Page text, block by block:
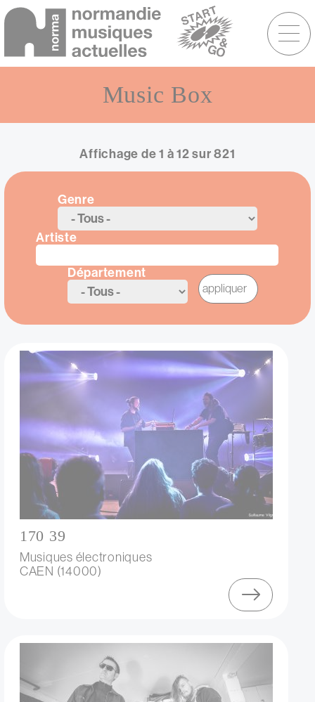
Menu
raccourcis
Music Box
Affichage de 1 à 12 sur 821
Genre
Artiste
Département
170 39
Musiques électroniques
CAEN (14000)